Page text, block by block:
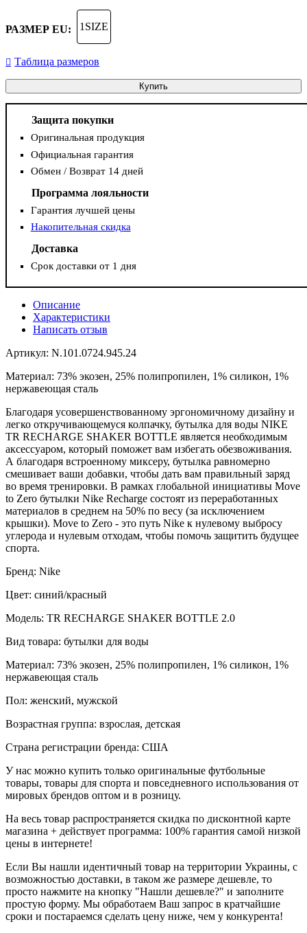
РАЗМЕР EU: 1SIZE
Таблица размеров
Купить
Защита покупки
Оригинальная продукция
Официальная гарантия
Обмен / Возврат 14 дней
Программа лояльности
Гарантия лучшей цены
Накопительная скидка
Доставка
Срок доставки от 1 дня
Описание
Характеристики
Написать отзыв
Артикул: N.101.0724.945.24
Материал: 73% экозен, 25% полипропилен, 1% силикон, 1%
нержавеющая сталь
Благодаря усовершенствованному эргономичному дизайну и
легко откручивающемуся колпачку, бутылка для воды NIKE
TR RECHARGE SHAKER BOTTLE является необходимым
аксессуаром, который поможет вам избегать обезвоживания.
А благодаря встроенному миксеру, бутылка равномерно
смешивает ваши добавки, чтобы дать вам правильный заряд
во время тренировки. В рамках глобальной инициативы Move
to Zero бутылки Nike Recharge состоят из переработанных
материалов в среднем на 50% по весу (за исключением
крышки). Move to Zero - это путь Nike к нулевому выбросу
углерода и нулевым отходам, чтобы помочь защитить будущее
спорта.
Бренд: Nike
Цвет: синий/красный
Модель: TR RECHARGE SHAKER BOTTLE 2.0
Вид товара: бутылки для воды
Материал: 73% экозен, 25% полипропилен, 1% силикон, 1%
нержавеющая сталь
Пол: женский, мужской
Возрастная группа: взрослая, детская
Страна регистрации бренда: США
У нас можно купить только оригинальные футбольные
товары, товары для спорта и повседневного использования от
мировых брендов оптом и в розницу.
На весь товар распространяется скидка по дисконтной карте
магазина + действует программа: 100% гарантия самой низкой
цены в интернете!
Если Вы нашли идентичный товар на территории Украины, с
возможностью доставки, в таком же размере дешевле, то
просто нажмите на кнопку "Нашли дешевле?" и заполните
простую форму. Мы обработаем Ваш запрос в кратчайшие
сроки и постараемся сделать цену ниже, чем у конкурента!